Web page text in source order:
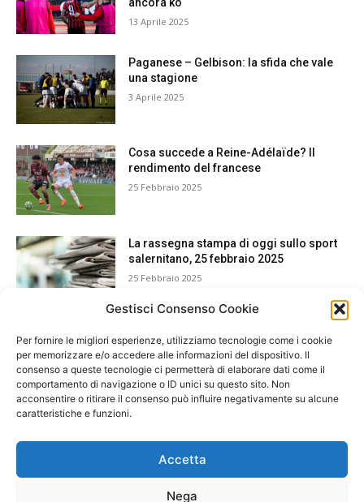
Gestisci Consenso Cookie
Per fornire le migliori esperienze, utilizziamo tecnologie come i cookie
per memorizzare e/o accedere alle informazioni del dispositivo. Il
consenso a queste tecnologie ci permetterà di elaborare dati come il
comportamento di navigazione o ID unici su questo sito. Non
acconsentire o ritirare il consenso può influire negativamente su alcune
caratteristiche e funzioni.
Accetta
Nega
13 Aprile 2025
Paganese – Gelbison: la sfida che vale
una stagione
3 Aprile 2025
Cosa succede a Reine-Adélaïde? Il
rendimento del francese
25 Febbraio 2025
La rassegna stampa di oggi sullo sport
salernitano, 25 febbraio 2025
25 Febbraio 2025